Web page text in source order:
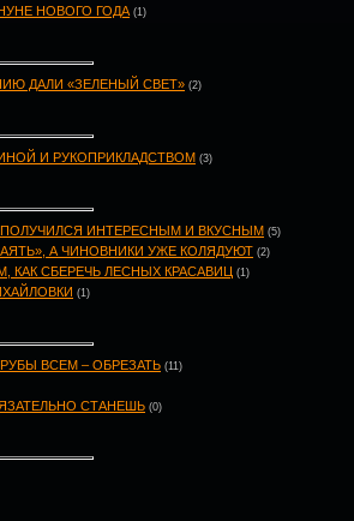
НОВОГО ГОДА (1)
ДАЛИ «ЗЕЛЕНЫЙ СВЕТ» (2)
И РУКОПРИКЛАДСТВОМ (3)
ИНТЕРЕСНЫМ И ВКУСНЫМ (5)
А ЧИНОВНИКИ УЖЕ КОЛЯДУЮТ (2)
КАК СБЕРЕЧЬ ЛЕСНЫХ КРАСАВИЦ (1)
(1)
ВСЕМ – ОБРЕЗАТЬ (11)
СТАНЕШЬ (0)